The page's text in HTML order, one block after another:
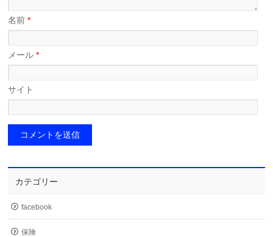
名前*
メール*
サイト
カテゴリー
facebook
保険